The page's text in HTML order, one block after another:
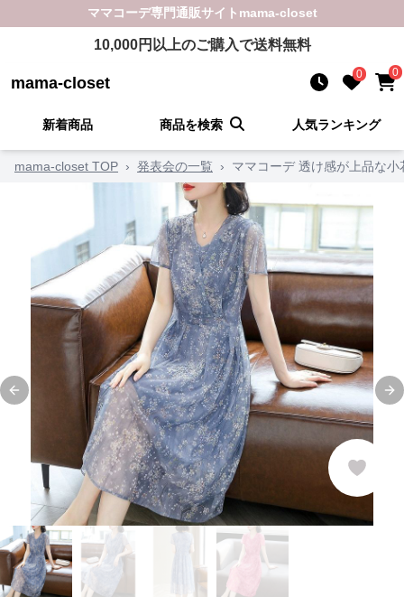
ママコーデ専門通販サイト mama-closet
10,000円以上のご購入で送料無料
mama-closet 0 0
新着商品 商品を検索 人気ランキング
mama-closet TOP › 発表会の一覧 › ママコーデ 透け感が上品な
Previous slide